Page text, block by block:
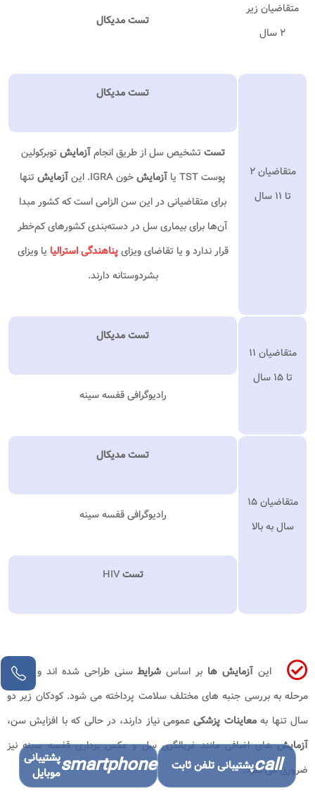
متقاضیان زیر
۲ سال
تست مدیکال
متقاضیان ۲
تا ۱۱ سال
تست مدیکال
تست تشخیص سل از طریق انجامآزمایش توبرکولین
پوست TST یا
آزمایشخون IGRA. این آزمایش تنها
برای متقاضیانی در این سن الزامی است که کشور مبدا
آن‌ها برای بیماری سل در دسته‌بندی کشورهای کم‌خطر
قرار ندارد و یا تقاضای ویزایپناهندگی استرالیا یا ویزای
بشردوستانه دارند.
متقاضیان ۱۱
تا ۱۵ سال
تست مدیکال
رادیوگرافی قفسه سینه
متقاضیان ۱۵
سال به بالا
تست مدیکال
رادیوگرافی قفسه سینه
تستHIV
این آزمایش ها بر اساس شرایطسنی طراحی شده اند و در هر
مرحله به بررسی جنبه های مختلف سلامت پرداخته می شود. کودکان زیر دو
سال تنها بهمعاینات پزشکیعمومی نیاز دارند، در حالی که با افزایش سن،
آزمایشهای اضافی مانند غربالگری سل و عکس برداری قفسه سینه نیز
ضروری می شود.
callپشتیبانی تلفن ثابت smartphoneپشتیبانی
موبایل